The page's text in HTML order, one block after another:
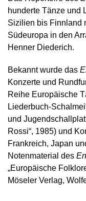
hunderte Tänze und
Sizilien bis Finnland
Südeuropa in den
Henner Diederich.
Bekannt wurde das
Konzerte und
Reihe Europäische
Liederbuch-
und
Rossi“, 1985) und
Frankreich, Japan
Notenmaterial des
„Europäische
Möseler Verlag,